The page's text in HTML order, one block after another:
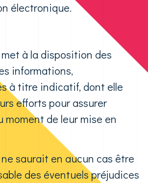
électronique.
à la disposition des
informations,
à titre indicatif, dont elle
efforts pour assurer
moment de leur mise en
saurait en aucun cas être
des éventuels préjudices